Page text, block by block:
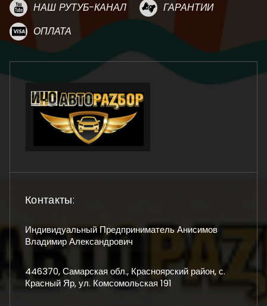
НАШ РУТУБ-КАНАЛ
ГАРАНТИИ
ОПЛАТА
Контакты:
Индивидуальный Предприниматель Анисимов
Владимир Александрович
446370, Самарская обл., Красноярский район, с.
Красный Яр, ул. Комсомольская 191